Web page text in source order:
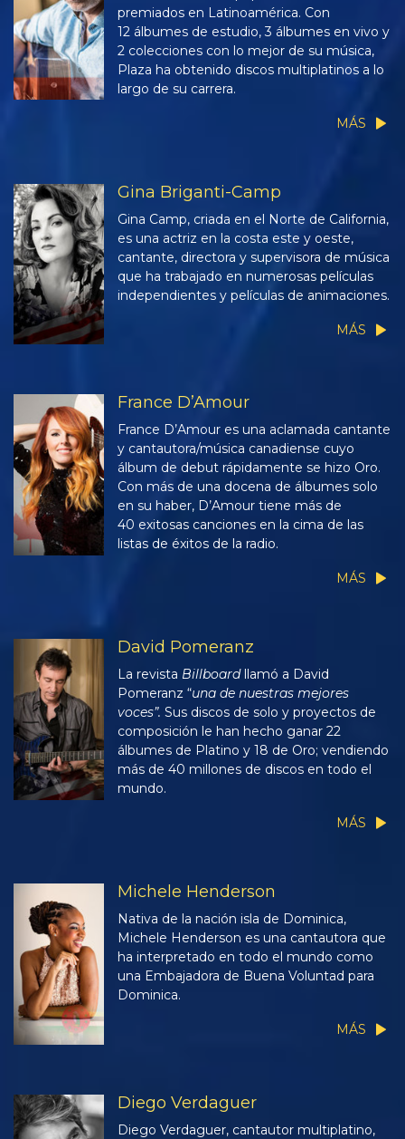
premiados en Latinoamérica. Con
12 álbumes de estudio, 3 álbumes en vivo y
2 colecciones con lo mejor de su música,
Plaza ha obtenido discos multiplatinos a lo
largo de su carrera.
MÁS
Gina Briganti-Camp
Gina Camp, criada en el Norte de California,
es una actriz en la costa este y oeste,
cantante, directora y supervisora de música
que ha trabajado en numerosas películas
independientes y películas de animaciones.
MÁS
France D’Amour
France D’Amour es una aclamada cantante
y cantautora/música canadiense cuyo
álbum de debut rápidamente se hizo Oro.
Con más de una docena de álbumes solo
en su haber, D’Amour tiene más de
40 exitosas canciones en la cima de las
listas de éxitos de la radio.
MÁS
David Pomeranz
La revista Billboardllamó a David
Pomeranz “una de nuestras mejores
voces”. Sus discos de solo y proyectos de
composición le han hecho ganar 22
álbumes de Platino y 18 de Oro; vendiendo
más de 40 millones de discos en todo el
mundo.
MÁS
Michele Henderson
Nativa de la nación isla de Dominica,
Michele Henderson es una cantautora que
ha interpretado en todo el mundo como
una Embajadora de Buena Voluntad para
Dominica.
MÁS
Diego Verdaguer
Diego Verdaguer, cantautor multiplatino,